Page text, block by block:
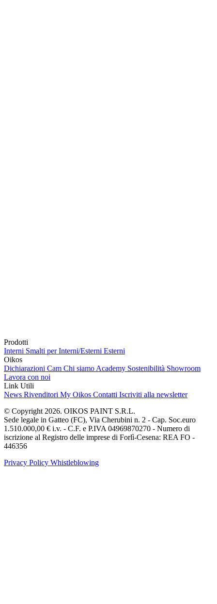
Prodotti
Interni Smalti per Interni/Esterni Esterni
Oikos
Dichiarazioni Cam Chi siamo Academy Sostenibilità Showroom
Lavora con noi
Link Utili
News Rivenditori My Oikos Contatti Iscriviti alla newsletter
© Copyright 2026. OIKOS PAINT S.R.L.
Sede legale in Gatteo (FC), Via Cherubini n. 2 - Cap. Soc.euro
1.510.000,00 € i.v. - C.F. e P.IVA 04969870270 - Numero di
iscrizione al Registro delle imprese di Forlì-Cesena: REA FO -
446356
Privacy Policy Whistleblowing